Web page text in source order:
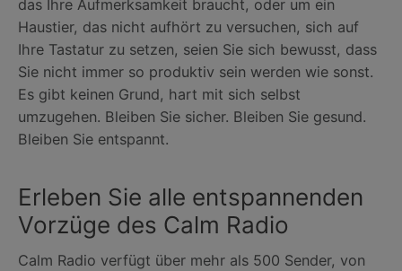
das Ihre Aufmerksamkeit braucht, oder um ein
Haustier, das nicht aufhört zu versuchen, sich auf
Ihre Tastatur zu setzen, seien Sie sich bewusst, dass
Sie nicht immer so produktiv sein werden wie sonst.
Es gibt keinen Grund, hart mit sich selbst
umzugehen. Bleiben Sie sicher. Bleiben Sie gesund.
Bleiben Sie entspannt.
Erleben Sie alle entspannenden
Vorzüge des Calm Radio
Calm Radio verfügt über mehr als 500 Sender, von